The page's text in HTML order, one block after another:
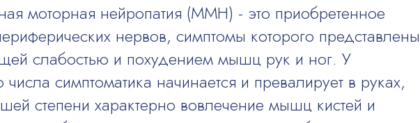
моторная нейропатия (ММН) - это приобретенное
нервов, симптомы которого представлены
слабостью и похудением мышц рук и ног. У
симптоматика начинается и превалирует в руках,
степени характерно вовлечение мышц кистей и